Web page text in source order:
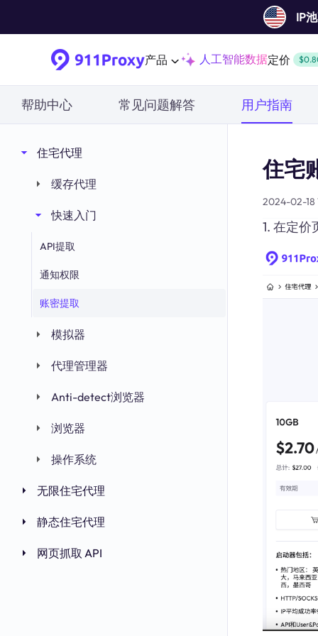
IP
产品 人工智能数据定价
帮助中心 常见问题解答 用户指南
住宅代理
缓存代理
快速入门
API提取
通知权限
账密提取
模拟器
代理管理器
Anti-detect浏览器
浏览器
操作系统
无限住宅代理
静态住宅代理
网页抓取 API
住宅
2024-02-18
1. 在定